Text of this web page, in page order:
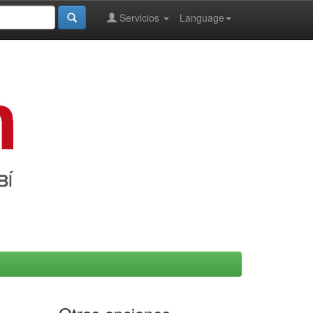
Language
Servicios